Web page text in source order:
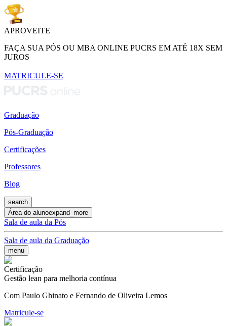
APROVEITE
FAÇA SUA PÓS OU MBA ONLINE PUCRS EM ATÉ 18X SEM
JUROS
MATRICULE-SE
Graduação
Pós-Graduação
Certificações
Professores
Blog
search
Área do alunoexpand_more
Sala de aula da Pós
Sala de aula da Graduação
menu
Certificação
Gestão lean para melhoria contínua
Com Paulo Ghinato e Fernando de Oliveira Lemos
Matricule-se